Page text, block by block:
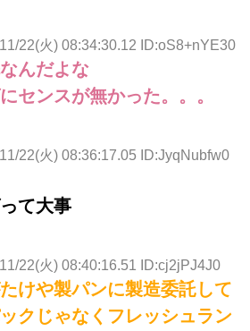
22(火) 08:34:30.12 ID:oS8+nYE30
んだよな
センスが無かった。。。
22(火) 08:36:17.05 ID:JyqNubfw0
て大事
22(火) 08:40:16.51 ID:cj2jPJ4J0
けや製パンに製造委託して
クじゃなくフレッシュラン